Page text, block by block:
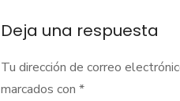
Deja una respuesta
Tu dirección de correo
marcados con *